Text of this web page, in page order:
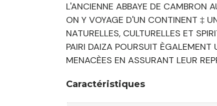
L'ANCIENNE ABBAYE DE CAMBRON
ON Y VOYAGE D'UN CONTINENT ‡
NATURELLES, CULTURELLES ET
PAIRI DAIZA POURSUIT ÈGALEMENT
MENACÈES EN ASSURANT LEUR
Caractéristiques